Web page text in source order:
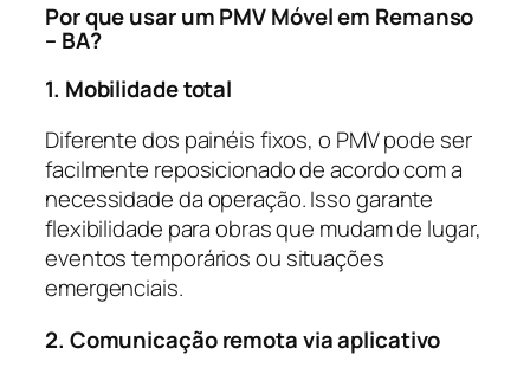
Por que usar um PMV Móvel em Remanso
– BA?
1. Mobilidade total
Diferente dos painéis fixos, o PMV pode ser
facilmente reposicionado de acordo com a
necessidade da operação. Isso garante
flexibilidade para obras que mudam de lugar,
eventos temporários ou situações
emergenciais.
2. Comunicação remota via aplicativo